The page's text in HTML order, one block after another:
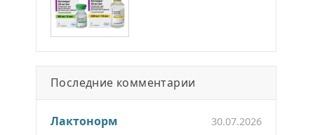
Последние комментарии
Лактонорм
30.07.2026